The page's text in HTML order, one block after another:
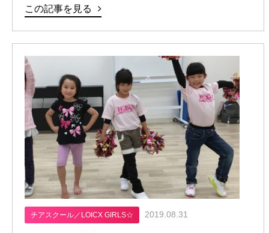
この記事を見る
チアスクール／LOICX GIRLS☆ 2019.08.31